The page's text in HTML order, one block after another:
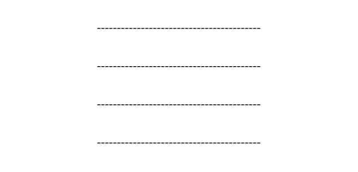
-----------------------------------------
-----------------------------------------
-----------------------------------------
-----------------------------------------